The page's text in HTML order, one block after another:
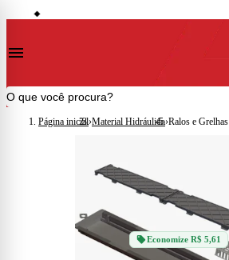
storefront
menu
Página inicial ›Material Hidráulico›Ralos e Grelhas
sellEconomize R$ 5,61